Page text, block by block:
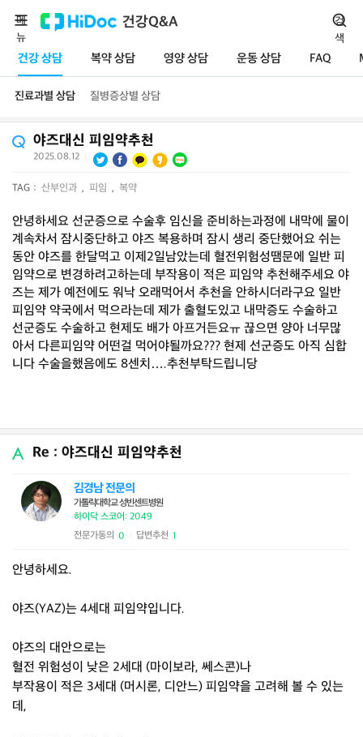
건강Q&A
건강 상담 복약 상담 영양 상담 운동 상담 FAQ
메
뉴
검
색
진료과별 상담 질병증상별 상담
야즈대신 피임약추천
2025.08.12
TAG : 산부인과 , 피임 , 복약
안녕하세요 선군증으로 수술후 임신을 준비하는과정에 내막에 물이
계속차서 잠시중단하고 야즈 복용하며 잠시 생리 중단했어요 쉬는
동안 야즈를 한달먹고 이제2일남았는데 혈전위험성땜문에 일반 피
임약으로 변경하려고하는데 부작용이 적은 피임약 추천해주세요 야
즈는 제가 예전에도 워낙 오래먹어서 추천을 안하시더라구요 일반
피임약 약국에서 먹으라는데 제가 출혈도있고 내막증도 수술하고
선군증도 수술하고 현제도 배가 아프거든요ㅠ 끊으면 양아 너무많
아서 다른피임약 어떤걸 먹어야될까요??? 현제 선군증도 아직 심합
니다 수술을했음에도 8센치….추천부탁드립니당
Re : 야즈대신 피임약추천
김경남 전문의
가톨릭대학교 성빈센트병원
하이닥 스코어: 2049
전문가동의 0 답변추천 1
안녕하세요.
야즈(YAZ)는 4세대 피임약입니다.
야즈의 대안으로는
혈전 위험성이 낮은 2세대 (마이보라, 쎄스콘)나
부작용이 적은 3세대 (머시론, 디안느) 피임약을 고려해 볼 수 있는
데,